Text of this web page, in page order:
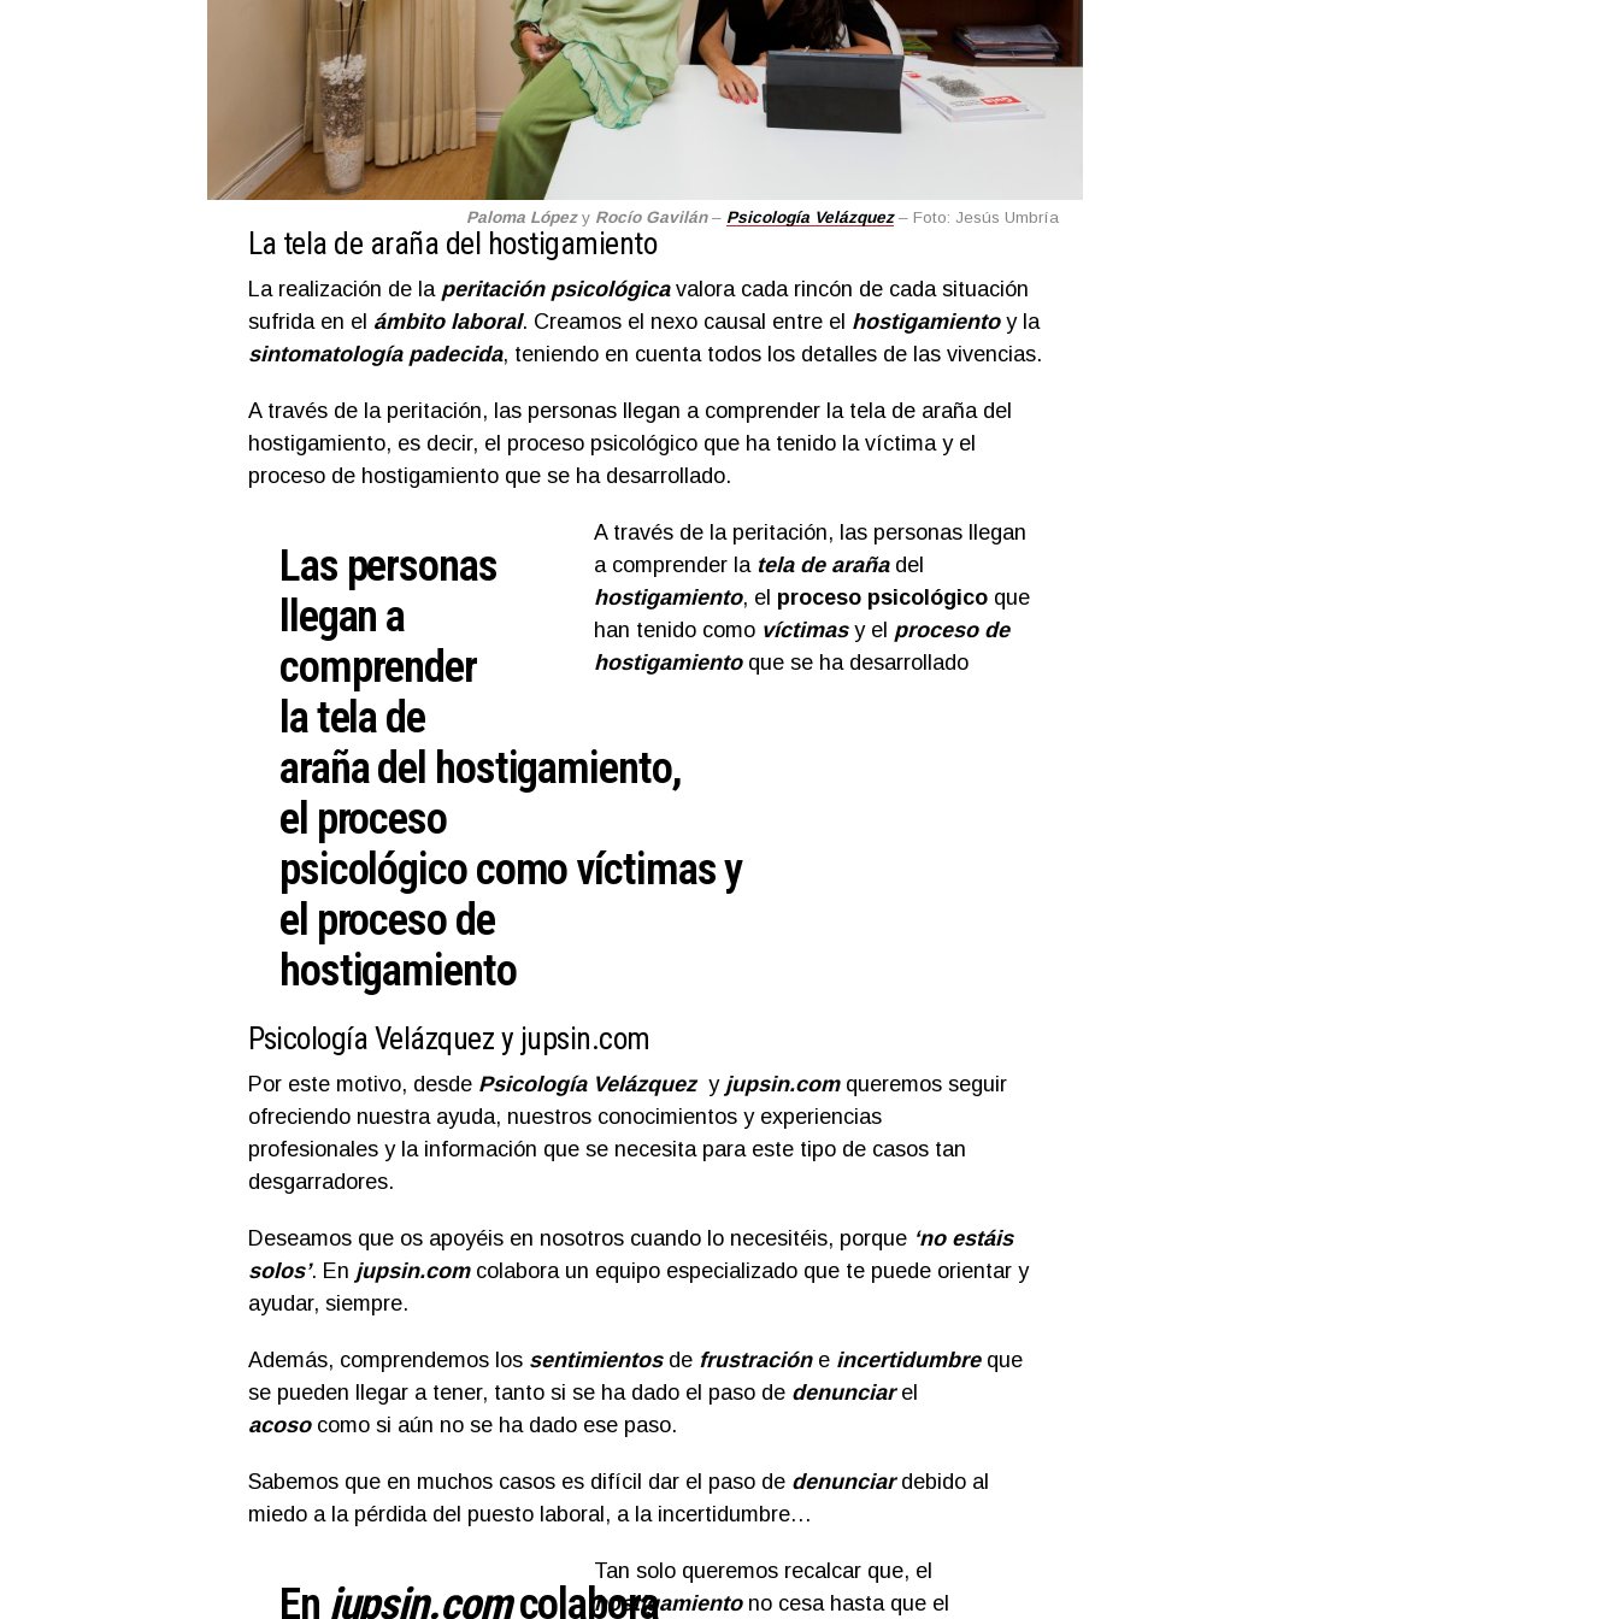
Paloma Lópezy Rocío Gavilán– Psicología Velázquez– Foto: Jesús Umbría
La tela de araña del hostigamiento
La realización de la peritación psicológicavalora cada rincón de cada situación
sufrida en el ámbito laboral. Creamos el nexo causal entre el hostigamientoy la
sintomatología padecida, teniendo en cuenta todos los detalles de las vivencias.
A través de la peritación, las personas llegan a comprender la tela de araña del
hostigamiento, es decir, el proceso psicológico que ha tenido la víctima y el
proceso de hostigamiento que se ha desarrollado.
Las personas
llegan a
comprender
la tela de
araña del hostigamiento,
el proceso
psicológico como víctimas y
el proceso de
hostigamiento
A través de la peritación, las personas llegan
a comprender la tela de arañadel
hostigamiento, el proceso psicológicoque
han tenido como víctimasy el proceso de
hostigamientoque se ha desarrollado
Psicología Velázquez y jupsin.com
Por este motivo, desde Psicología Velázquezy jupsin.comqueremos seguir
ofreciendo nuestra ayuda, nuestros conocimientos y experiencias
profesionales y la información que se necesita para este tipo de casos tan
desgarradores.
Deseamos que os apoyéis en nosotros cuando lo necesitéis, porque ‘no estáis
solos’. En jupsin.comcolabora un equipo especializado que te puede orientar y
ayudar, siempre.
Además, comprendemos lossentimientos de frustracióneincertidumbreque
se pueden llegar a tener, tanto si se ha dado el paso de denunciarel
acosocomo si aún no se ha dado ese paso.
Sabemos que en muchos casos es difícil dar el paso de denunciardebido al
miedo a la pérdida del puesto laboral, a la incertidumbre…
En jupsin.comcolabora
Tan solo queremos recalcar que, el
hostigamientono cesa hasta que el